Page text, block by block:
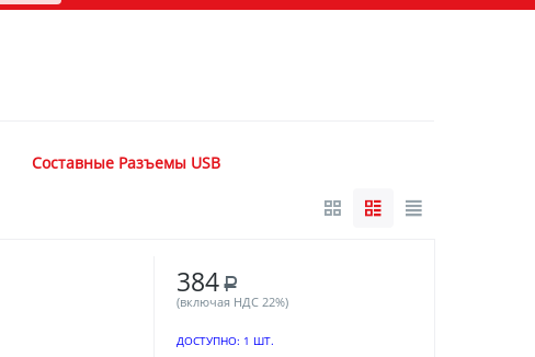
Составные Разъемы USB
384 Р
(включая НДС 22%)
ДОСТУПНО: 1 ШТ.